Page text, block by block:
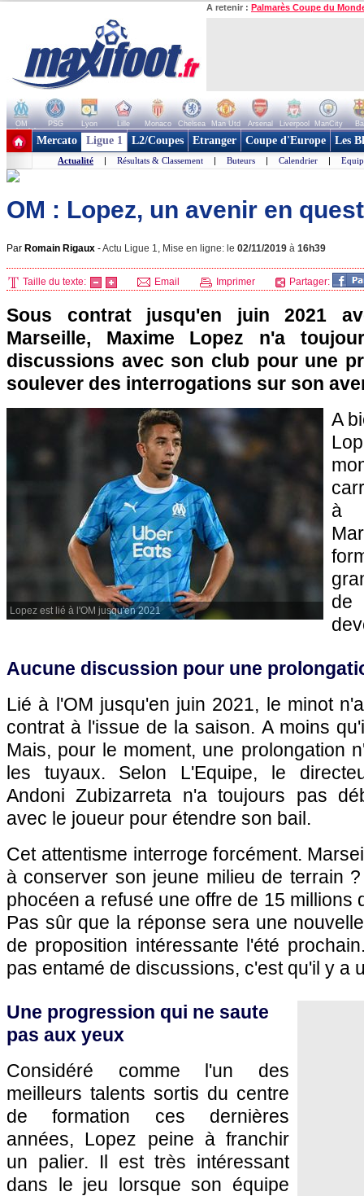
A retenir : Palmarès Coupe du
OM PSG Lyon Lille Monaco Chelsea Man Utd Arsenal Liverpool ManCity
+ de clubs
Mercato Ligue 1 L2/Coupes Etranger Coupe d'Europe Les
Actualité | Résultats & Classement | Buteurs | Calendrier |
OM : Lopez, un avenir en
Par Romain Rigaux -Actu Ligue 1, Mise en ligne: le 02/11/2019 à 16h39
Taille du texte: Email Imprimer Partager:
Sous contrat jusqu'en juin 2021
Marseille, Maxime Lopez n'a
discussions avec son club pour une
soulever des interrogations sur son
Lopez est lié à l'OM jusqu'en 2021
A
à
de
Aucune discussion pour une
Lié à l'OM jusqu'en juin 2021, le minot
contrat à l'issue de la saison. A moins
Mais, pour le moment, une prolongation
les tuyaux. Selon L'Equipe, le
Andoni Zubizarreta n'a toujours pas
avec le joueur pour étendre son bail.
Cet attentisme interroge forcément.
à conserver son jeune milieu de terrain
phocéen a refusé une offre de 15 millions
Pas sûr que la réponse sera une
de proposition intéressante l'été
pas entamé de discussions, c'est qu'il y a
Une progression qui ne saute
pas aux yeux
Considéré comme l'un des
meilleurs talents sortis du centre
de formation ces dernières
années, Lopez peine à franchir
un palier. Il est très intéressant
dans le jeu lorsque son équipe